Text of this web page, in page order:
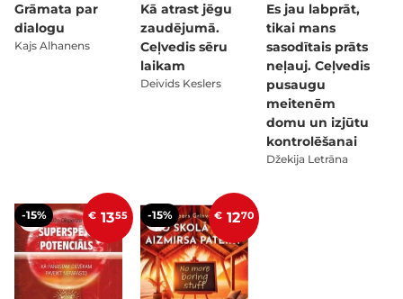
Grāmata par
dialogu
Kajs Alhanens
Kā atrast jēgu
zaudējumā.
Ceļvedis sēru
laikam
Deivids Keslers
Es jau labprāt,
tikai mans
sasodītais prāts
neļauj. Ceļvedis
pusaugu
meitenēm
domu un izjūtu
kontrolēšanai
Džekija Letrāna
-15% € 1355 -15% € 1270